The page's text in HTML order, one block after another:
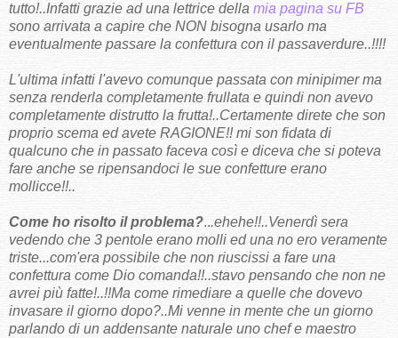
tutto!..Infatti grazie ad una lettrice della mia pagina su FB
sono arrivata a capire che NON bisogna usarlo ma
eventualmente passare la confettura con il passaverdure..!!!!
L'ultima infatti l'avevo comunque passata con minipimer ma
senza renderla completamente frullata e quindi non avevo
completamente distrutto la frutta!..Certamente direte che son
proprio scema ed avete RAGIONE!! mi son fidata di
qualcuno che in passato faceva così e diceva che si poteva
fare anche se ripensandoci le sue confetture erano
mollicce!!..
Come ho risolto il problema?...ehehe!!..Venerdì sera
vedendo che 3 pentole erano molli ed una no ero veramente
triste...com'era possibile che non riuscissi a fare una
confettura come Dio comanda!!..stavo pensando che non ne
avrei più fatte!..!!Ma come rimediare a quelle che dovevo
invasare il giorno dopo?..Mi venne in mente che un giorno
parlando di un addensante naturale uno chef e maestro